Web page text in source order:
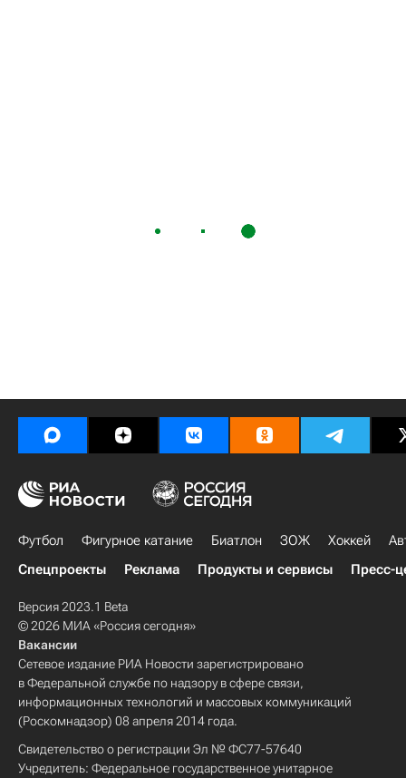
Футбол Фигурное катание Биатлон ЗОЖ Хоккей
Спецпроекты
Реклама Продукты и сервисы Пресс-
Версия 2023.1 Beta
© 2026 МИА «Россия сегодня»
Вакансии
Сетевое издание РИА Новости зарегистрировано
в Федеральной службе по надзору в сфере связи,
информационных технологий и массовых коммуникаций
(Роскомнадзор) 08 апреля 2014 года.
Свидетельство о регистрации Эл № ФС77-57640
Учредитель: Федеральное государственное унитарное